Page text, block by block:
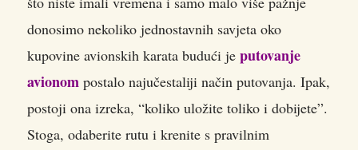
donosimo nekoliko jednostavnih savjeta oko
kupovine avionskih karata budući je putovanje
avionom postalo najučestaliji način putovanja. Ipak,
postoji ona izreka, “koliko uložite toliko i dobijete”.
Stoga, odaberite rutu i krenite s pravilnim